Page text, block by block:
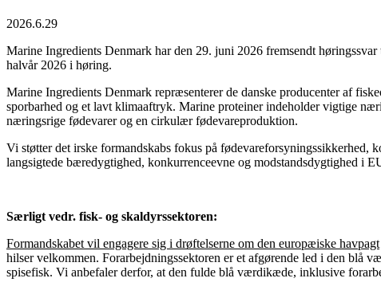
2026.6.29
Marine Ingredients Denmark har den 29. juni 2026 fremsendt
halvår 2026 i høring.
Marine Ingredients Denmark repræsenterer de danske producenter af
sporbarhed og et lavt klimaaftryk. Marine proteiner indeholder vigtige
næringsrige fødevarer og en cirkulær fødevareproduktion.
Vi støtter det irske formandskabs fokus på
langsigtede bæredygtighed, konkurrenceevne og modstandsdygtighed i
Særligt vedr. fisk- og skaldyrssektoren:
Formandskabet vil engagere sig i drøftelserne om den europæiske havpagt
hilser velkommen. Forarbejdningssektoren er et afgørende led i den blå
spisefisk. Vi anbefaler derfor, at den fulde blå værdikæde, inklusive